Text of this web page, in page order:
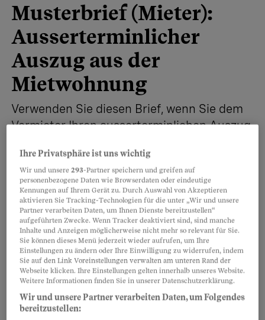
Musterbrief (Mieter):
Ausserterminlicher
Auszug aus der
Mietwohnung
Verwenden Sie diesen Brief, wenn Sie dem
Vermieter Ihren ausserterminlichen Auszug
Teilen Merken
Artikel teilen
Ihre Privatsphäre ist uns wichtig
Wir und unsere293-Partner speichern und greifen auf
personenbezogene Daten wie Browserdaten oder eindeutige
Kennungen auf Ihrem Gerät zu. Durch Auswahl von Akzeptieren
aktivieren Sie Tracking-Technologien für die unter „Wir und unsere
Partner verarbeiten Daten, um Ihnen Dienste bereitzustellen“
aufgeführten Zwecke. Wenn Tracker deaktiviert sind, sind manche
Inhalte und Anzeigen möglicherweise nicht mehr so relevant für Sie.
Sie können dieses Menü jederzeit wieder aufrufen, um Ihre
Einstellungen zu ändern oder Ihre Einwilligung zu widerrufen, indem
Sie auf den Link Voreinstellungen verwalten am unteren Rand der
Webseite klicken. Ihre Einstellungen gelten innerhalb unseres Website.
Weitere Informationen finden Sie in unserer Datenschutzerklärung.
Wir und unsere Partner verarbeiten Daten, um Folgendes
bereitzustellen: